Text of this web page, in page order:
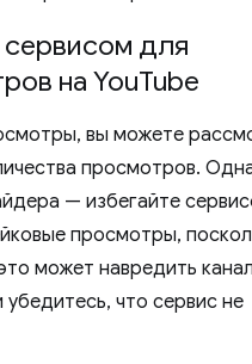
сервисом для
на YouTube
вы можете
просмотров.
— избегайте
просмотры,
может навредить
что сервис не